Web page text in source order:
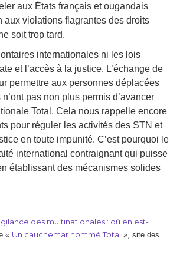
aux États français et ougandais
aux violations flagrantes des droits
soit trop tard.
internationales ni les lois
et l’accès à la justice. L’échange de
permettre aux personnes déplacées
pas non plus permis d’avancer
Total. Cela nous rappelle encore
pour réguler les activités des STN et
en toute impunité. C’est pourquoi le
international contraignant qui puisse
établissant des mécanismes solides
des multinationales : où en est-
« Un cauchemar nommé Total », site des